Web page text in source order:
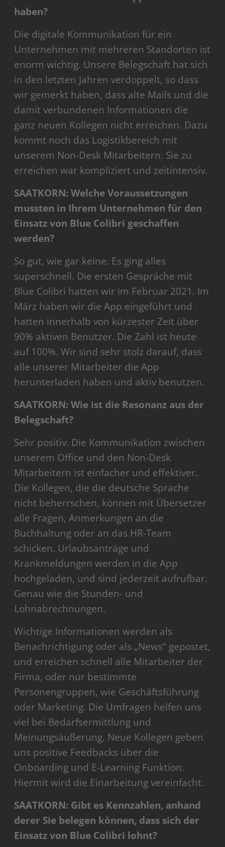
haben?
Die digitale Kommunikation für ein
Unternehmen mit mehreren Standorten ist
enorm wichtig. Unsere Belegschaft hat sich
in den letzten Jahren verdoppelt, so dass
wir gemerkt haben, dass alte Mails und die
damit verbundenen Informationen die
ganz neuen Kollegen nicht erreichen. Dazu
kommt noch das Logistikbereich mit
unserem Non-Desk Mitarbeitern. Sie zu
erreichen war kompliziert und zeitintensiv.
SAATKORN: Welche Voraussetzungen
mussten in Ihrem Unternehmen für den
Einsatz von Blue Colibri geschaffen
werden?
So gut, wie gar keine. Es ging alles
superschnell. Die ersten Gespräche mit
Blue Colibri hatten wir im Februar 2021. Im
März haben wir die App eingeführt und
hatten innerhalb von kürzester Zeit über
90% aktiven Benutzer. Die Zahl ist heute
auf 100%. Wir sind sehr stolz darauf, dass
alle unserer Mitarbeiter die App
herunterladen haben und aktiv benutzen.
SAATKORN: Wie ist die Resonanz aus der
Belegschaft?
Sehr positiv. Die Kommunikation zwischen
unserem Office und den Non-Desk
Mitarbeitern ist einfacher und effektiver.
Die Kollegen, die die deutsche Sprache
nicht beherrschen, können mit Übersetzer
alle Fragen, Anmerkungen an die
Buchhaltung oder an das HR-Team
schicken. Urlaubsanträge und
Krankmeldungen werden in die App
hochgeladen, und sind jederzeit aufrufbar.
Genau wie die Stunden- und
Lohnabrechnungen.
Wichtige Informationen werden als
Benachrichtigung oder als „News“ gepostet,
und erreichen schnell alle Mitarbeiter der
Firma, oder nur bestimmte
Personengruppen, wie Geschäftsführung
oder Marketing. Die Umfragen helfen uns
viel bei Bedarfsermittlung und
Meinungsäußerung. Neue Kollegen geben
uns positive Feedbacks über die
Onboarding und E-Learning Funktion.
Hiermit wird die Einarbeitung vereinfacht.
SAATKORN: Gibt es Kennzahlen, anhand
derer Sie belegen können, dass sich der
Einsatz von Blue Colibri lohnt?